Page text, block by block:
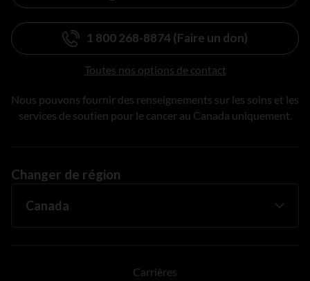
1 800 268-8874 (Faire un don)
Toutes nos options de contact
Nous pouvons fournir des renseignements sur les soins et les
services de soutien pour le cancer au Canada uniquement.
Changer de région
Carrières